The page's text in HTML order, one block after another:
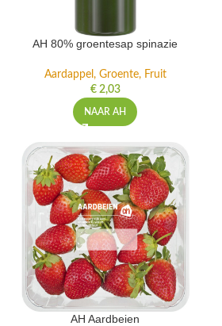
AH 80% groentesap spinazie
Aardappel, Groente, Fruit
€2,03
NAAR AH
AH Aardbeien